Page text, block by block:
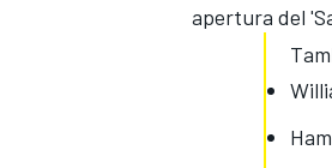
apertura del